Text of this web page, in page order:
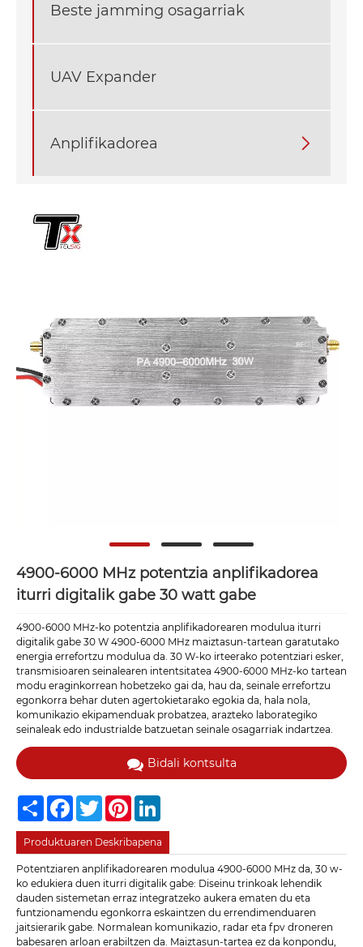
Beste jamming osagarriak
UAV Expander
Anplifikadorea 
4900-6000 MHz potentzia anplifikadorea
iturri digitalik gabe 30 watt gabe
4900-6000 MHz-ko potentzia anplifikadorearen modulua iturri
digitalik gabe 30 W 4900-6000 MHz maiztasun-tartean garatutako
energia errefortzu modulua da. 30 W-ko irteerako potentziari esker,
transmisioaren seinalearen intentsitatea 4900-6000 MHz-ko tartean
modu eraginkorrean hobetzeko gai da, hau da, seinale errefortzu
egonkorra behar duten agertokietarako egokia da, hala nola,
komunikazio ekipamenduak probatzea, arazteko laborategiko
seinaleak edo industrialde batzuetan seinale osagarriak indartzea.
Bidali kontsulta
Share FacebookTwitterPinterest
Produktuaren Deskribapena
Potentziaren anplifikadorearen modulua 4900-6000 MHz da, 30 w-
ko edukiera duen iturri digitalik gabe: Diseinu trinkoak lehendik
dauden sistemetan erraz integratzeko aukera ematen du eta
funtzionamendu egonkorra eskaintzen du errendimenduaren
jaitsierarik gabe. Normalean komunikazio, radar eta fpv droneren
babesaren arloan erabiltzen da. Maiztasun-tartea ez da konpondu,